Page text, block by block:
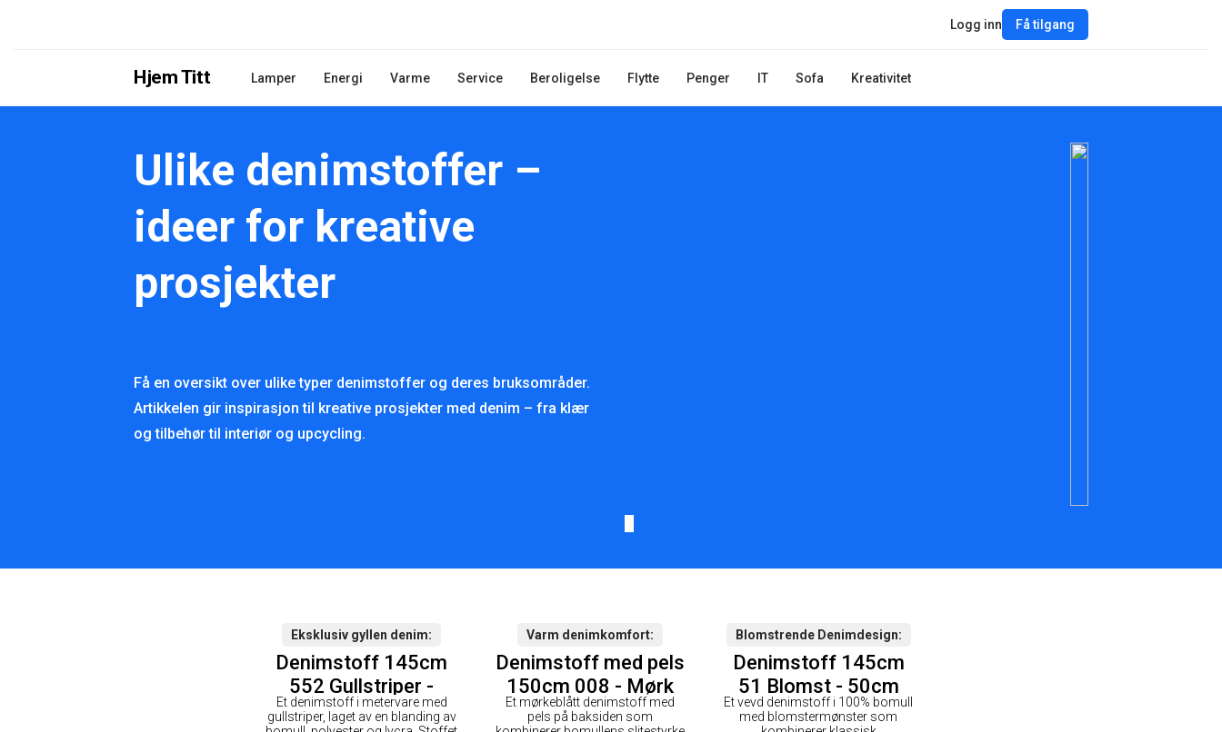
Hjem Titt Lamper Energi Varme Service Beroligelse Flytte Penger IT Sofa Kreativitet
Logg inn Få tilgang
Ulike denimstoffer –
ideer for kreative
prosjekter
Få en oversikt over ulike typer denimstoffer og deres bruksområder.
Artikkelen gir inspirasjon til kreative prosjekter med denim – fra klær
og tilbehør til interiør og upcycling.
Eksklusiv gyllen denim
Denimstoff 145cm
552 Gullstriper -
50cm
Et denimstoff i metervare med
gullstriper, laget av en blanding av
Varm denimkomfort
Denimstoff med pels
150cm 008 - Mørk
blå
Et mørkeblått denimstoff med
pels på baksiden som
Blomstrende Denimdesign
Denimstoff 145cm
51 Blomst - 50cm
Et vevd denimstoff i 100% bomull
med blomstermønster som